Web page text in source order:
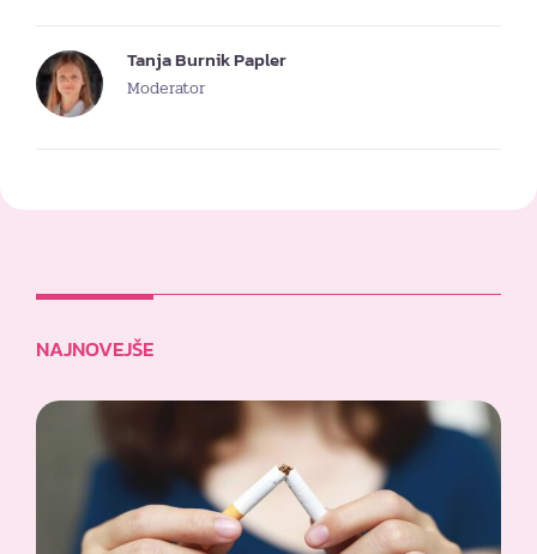
Tanja Burnik Papler
Moderator
NAJNOVEJŠE